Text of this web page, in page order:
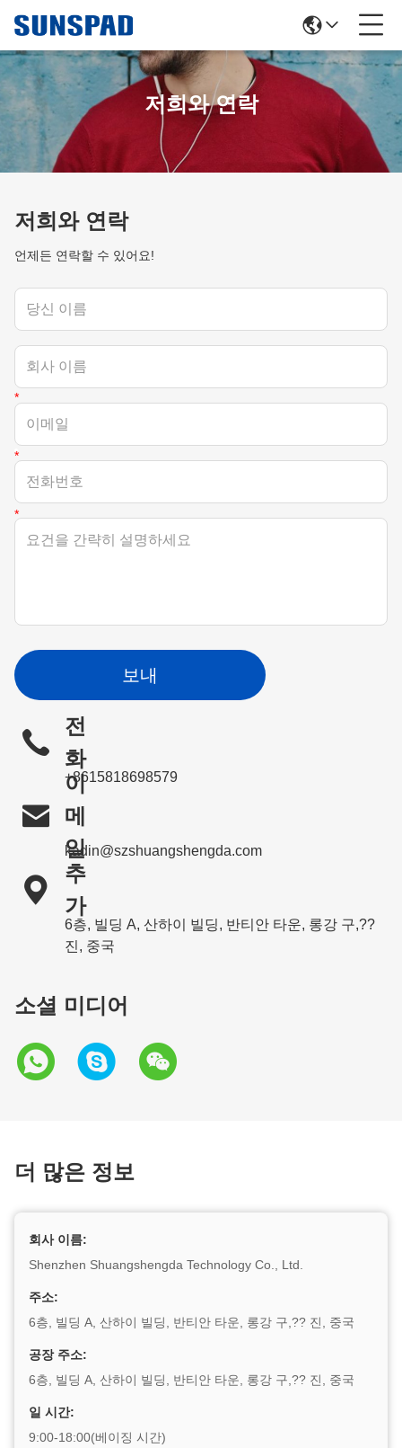
저희와 연락
저희와 연락
언제든 연락할 수 있어요!
보내
전
화
+8615818698579

이
메
일
kadin@szshuangshengda.com

추
가
6층, 빌딩 A, 산하이 빌딩, 반티안 타운, 롱강 구,??
진, 중국
소셜 미디어
더 많은 정보
회사 이름:
Shenzhen Shuangshengda Technology Co., Ltd.
주소:
6층, 빌딩 A, 산하이 빌딩, 반티안 타운, 롱강 구,?? 진, 중국
공장 주소:
6층, 빌딩 A, 산하이 빌딩, 반티안 타운, 롱강 구,?? 진, 중국
일 시간:
9:00-18:00(베이징 시간)